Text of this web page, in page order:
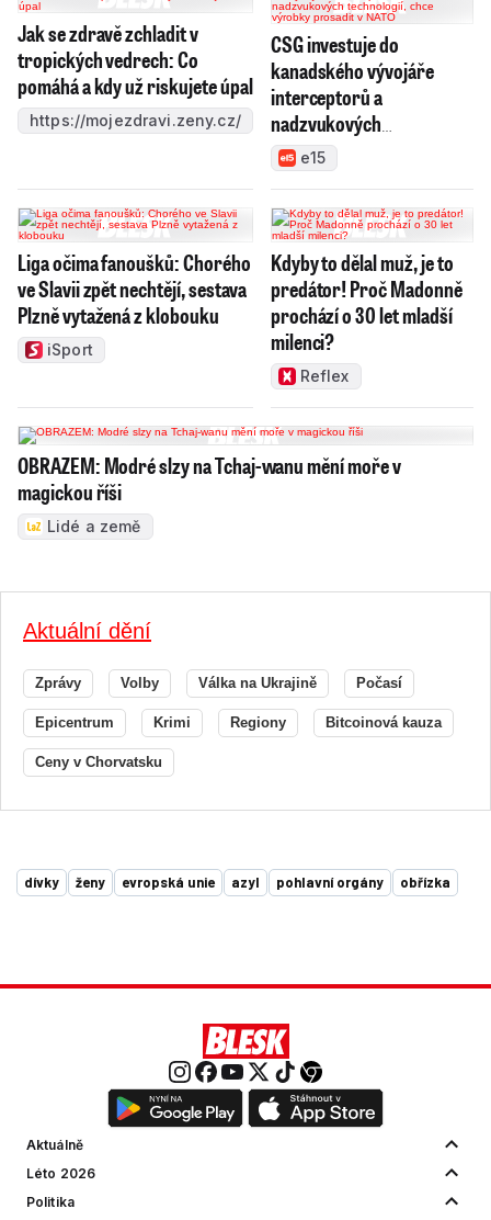
Jak se zdravě zchladit v
tropických vedrech: Co
pomáhá a kdy už riskujete úpal
https://mojezdravi.zeny.cz/
CSG investuje do
kanadského vývojáře
interceptorů a
nadzvukových
technologií, chce výrobky
prosadit v NATO
e15
Liga očima fanoušků: Chorého
ve Slavii zpět nechtějí, sestava
Plzně vytažená z klobouku
iSport
Kdyby to dělal muž, je to
predátor! Proč Madonně
prochází o 30 let mladší
milenci?
Reflex
OBRAZEM: Modré slzy na Tchaj-wanu mění moře v
magickou říši
Lidé a země
Aktuální dění
Zprávy Volby Válka na Ukrajině Počasí
Epicentrum Krimi Regiony Bitcoinová kauza
Ceny v Chorvatsku
dívky ženy evropská unie azyl pohlavní orgány obřízka
Aktuálně
Léto 2026
Politika